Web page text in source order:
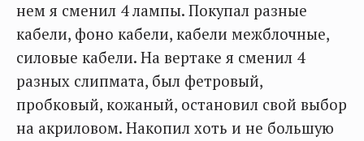
нем я сменил 4 лампы. Покупал разные
кабели, фоно кабели, кабели межблочные,
силовые кабели. На вертаке я сменил 4
разных слипмата, был фетровый,
пробковый, кожаный, остановил свой выбор
на акриловом. Накопил хоть и не большую